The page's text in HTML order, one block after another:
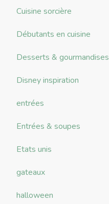
Cuisine sorcière
Débutants en cuisine
Desserts & gourmandises
Disney inspiration
entrées
Entrées & soupes
Etats unis
gateaux
halloween